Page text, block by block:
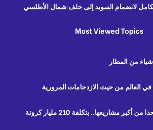
لانضمام السويد إلى حلف شمال الأطلسي
Most Viewed Topics
من المطار
العالم من حيث الازدحامات المرورية
مشاريعها.. بتكلفة 210 مليار كرونة